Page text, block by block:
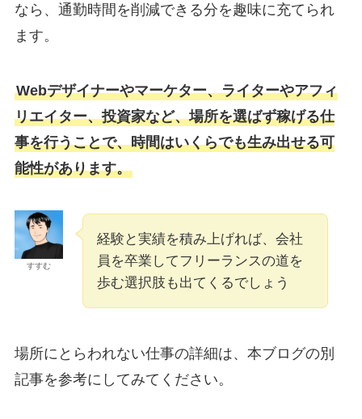
なら、通勤時間を削減できる分を趣味に充てられ
ます。
Webデザイナーやマーケター、ライターやアフィ
リエイター、投資家など、場所を選ばず稼げる仕
事を行うことで、時間はいくらでも生み出せる可
能性があります。
すすむ
経験と実績を積み上げれば、会社
員を卒業してフリーランスの道を
歩む選択肢も出てくるでしょう
場所にとらわれない仕事の詳細は、本ブログの別
記事を参考にしてみてください。